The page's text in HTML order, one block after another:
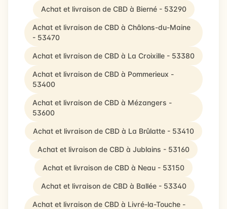
Achat et livraison de CBD à Bierné - 53290
Achat et livraison de CBD à Châlons-du-Maine
- 53470
Achat et livraison de CBD à La Croixille - 53380
Achat et livraison de CBD à Pommerieux -
53400
Achat et livraison de CBD à Mézangers -
53600
Achat et livraison de CBD à La Brûlatte - 53410
Achat et livraison de CBD à Jublains - 53160
Achat et livraison de CBD à Neau - 53150
Achat et livraison de CBD à Ballée - 53340
Achat et livraison de CBD à Livré-la-Touche -